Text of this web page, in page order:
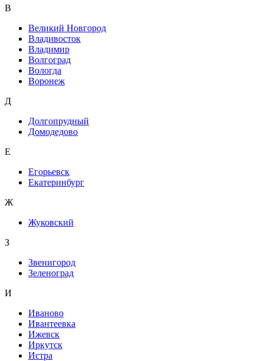
В
Великий Новгород
Владивосток
Владимир
Волгоград
Вологда
Воронеж
Д
Долгопрудный
Домодедово
Е
Егорьевск
Екатеринбург
Ж
Жуковский
З
Звенигород
Зеленоград
И
Иваново
Ивантеевка
Ижевск
Иркутск
Истра